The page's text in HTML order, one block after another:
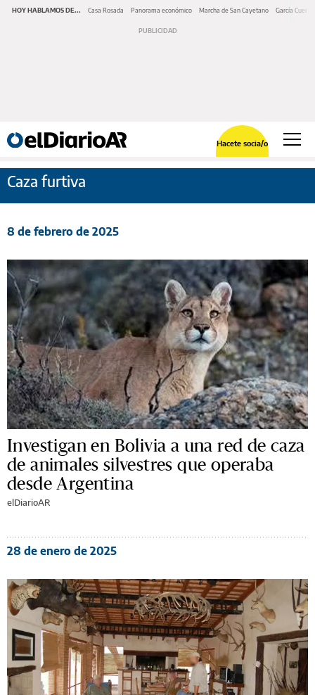
HOY HABLAMOS DE... Casa Rosada Panorama económico Marcha de San Cayetano García Cuerva
Hacete socia/o
Caza furtiva
8 de febrero de 2025
Investigan en Bolivia a una red de caza
de animales silvestres que operaba
desde Argentina
elDiarioAR
28 de enero de 2025